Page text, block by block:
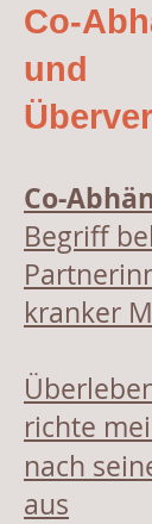
Co-
und
Co-
Begriff
kranker
richte
nach
aus